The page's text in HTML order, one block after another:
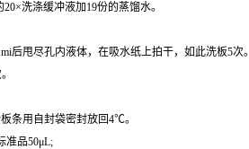
洗涤缓冲液加19份的蒸馏水。
后甩尽孔内液体，在吸水纸上拍干，如此洗板5次。
条用自封袋密封放回4℃。
准品50μL;